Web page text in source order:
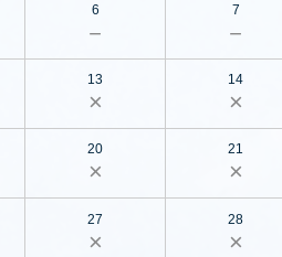
6
－
7
－
13
×
14
×
20
×
21
×
27
×
28
×